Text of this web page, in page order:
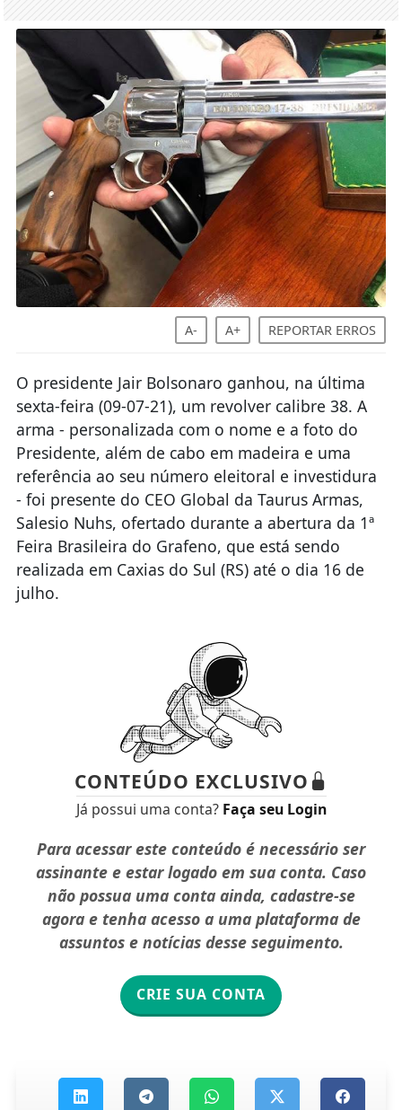
A- A+ REPORTAR ERROS
O presidente Jair Bolsonaro ganhou, na última
sexta-feira (09-07-21), um revolver calibre 38. A
arma - personalizada com o nome e a foto do
Presidente, além de cabo em madeira e uma
referência ao seu número eleitoral e investidura
- foi presente do CEO Global da Taurus Armas,
Salesio Nuhs, ofertado durante a abertura da 1ª
Feira Brasileira do Grafeno, que está sendo
realizada em Caxias do Sul (RS) até o dia 16 de
julho.
CONTEÚDO EXCLUSIVO
Já possui uma conta? Faça seu Login
Para acessar este conteúdo é necessário ser
assinante e estar logado em sua conta. Caso
não possua uma conta ainda, cadastre-se
agora e tenha acesso a uma plataforma de
assuntos e notícias desse seguimento.
CRIE SUA CONTA